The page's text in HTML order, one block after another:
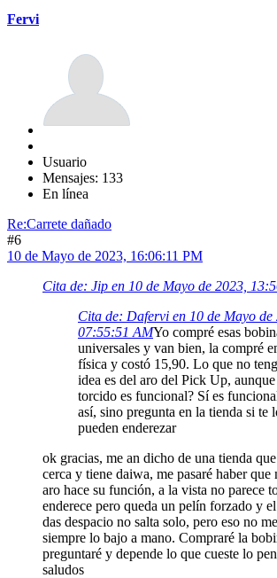
Fervi
Usuario
Mensajes: 133
En línea
Re:Carrete dañado
#6
10 de Mayo de 2023, 16:06:11 PM
Cita de: Jip en 10 de Mayo de 2023,
Cita de: Dafervi en 10 de Mayo de
07:55:51 AMYo compré esas
universales y van bien, la compré
física y costó 15,90. Lo que no
idea es del aro del Pick Up, aunque
torcido es funcional? Sí es
así, sino pregunta en la tienda si te
pueden enderezar
ok gracias, me an dicho de una tienda
cerca y tiene daiwa, me pasaré haber que
aro hace su función, a la vista no parece
enderece pero queda un pelín forzado y
das despacio no salta solo, pero eso no
siempre lo bajo a mano. Compraré la
preguntaré y depende lo que cueste lo
saludos